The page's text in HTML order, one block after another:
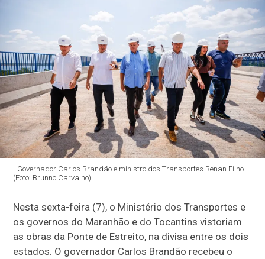
- Governador Carlos Brandão e ministro dos Transportes Renan Filho
(Foto: Brunno Carvalho)
Nesta sexta-feira (7), o Ministério dos Transportes e
os governos do Maranhão e do Tocantins vistoriam
as obras da Ponte de Estreito, na divisa entre os dois
estados. O governador Carlos Brandão recebeu o